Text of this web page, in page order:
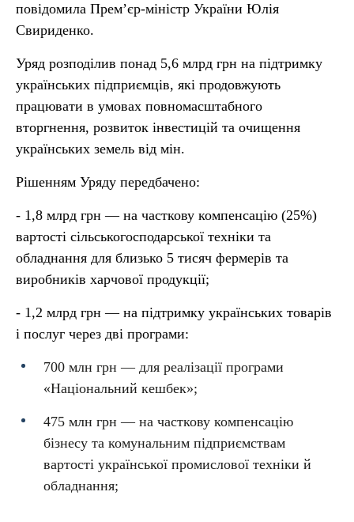
повідомила Прем’єр-міністр України Юлія
Свириденко.
Уряд розподілив понад 5,6 млрд грн на підтримку
українських підприємців, які продовжують
працювати в умовах повномасштабного
вторгнення, розвиток інвестицій та очищення
українських земель від мін.
Рішенням Уряду передбачено:
- 1,8 млрд грн — на часткову компенсацію (25%)
вартості сільськогосподарської техніки та
обладнання для близько 5 тисяч фермерів та
виробників харчової продукції;
- 1,2 млрд грн — на підтримку українських товарів
і послуг через дві програми:
700 млн грн — для реалізації програми
«Національний кешбек»;
475 млн грн — на часткову компенсацію
бізнесу та комунальним підприємствам
вартості української промислової техніки й
обладнання;